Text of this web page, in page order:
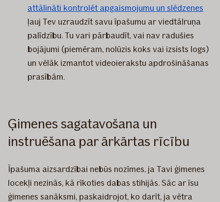
attālināti kontrolēt apgaismojumu un slēdzenes
ļauj Tev uzraudzīt savu īpašumu ar viedtālruņa
palīdzību. Tu vari pārbaudīt, vai nav radušies
bojājumi (piemēram, nolūzis koks vai izsists logs)
un vēlāk izmantot videoierakstu apdrošināšanas
prasībām.
Ģimenes sagatavošana un
instruēšana par ārkārtas rīcību
Īpašuma aizsardzībai nebūs nozīmes, ja Tavi ģimenes
locekļi nezinās, kā rīkoties dabas stihijās. Sāc ar īsu
ģimenes sanāksmi, paskaidrojot, ko darīt, ja vētra